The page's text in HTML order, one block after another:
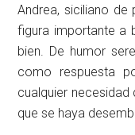
Andrea, siciliano
figura importante a
bien. De humor
como respuesta
cualquier
que se haya